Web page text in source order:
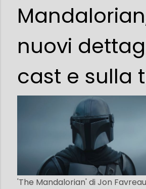
nuovi
cast e sulla
'The Mandalorian' di Jon